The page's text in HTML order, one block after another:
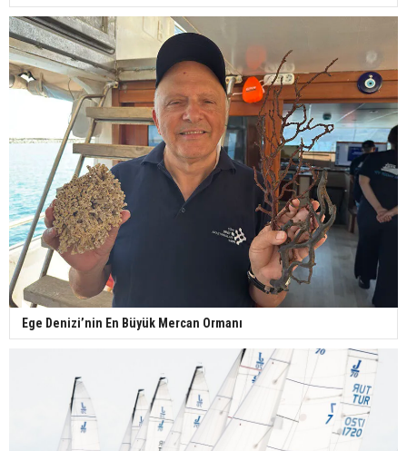
Ege Denizi’nin En Büyük Mercan Ormanı